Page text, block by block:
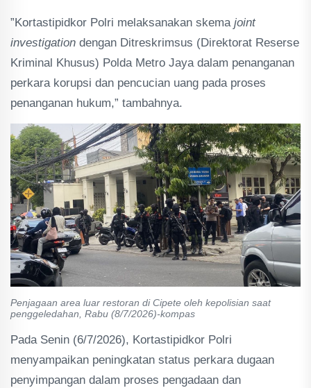
”Kortastipidkor Polri melaksanakan skema joint
investigation dengan Ditreskrimsus (Direktorat Reserse
Kriminal Khusus) Polda Metro Jaya dalam penanganan
perkara korupsi dan pencucian uang pada proses
penanganan hukum,” tambahnya.
Penjagaan area luar restoran di Cipete oleh kepolisian saat
penggeledahan, Rabu (8/7/2026)-kompas
Pada Senin (6/7/2026), Kortastipidkor Polri
menyampaikan peningkatan status perkara dugaan
penyimpangan dalam proses pengadaan dan